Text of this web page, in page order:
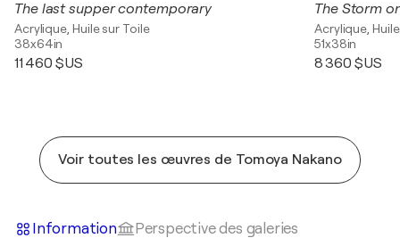
The last supper contemporary
Acrylique, Huile sur Toile
38x64in
11 460 $US
Acrylique,
51x38in
8 360 $US
Voir toutes les œuvres de Tomoya Nakano
Information Perspective des galeries